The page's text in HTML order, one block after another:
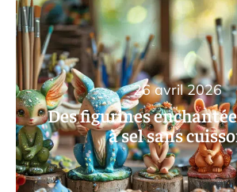
Des figurines
à sel sans
26 avril 2026